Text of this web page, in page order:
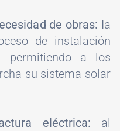
de obras: l a
de instalación
permitiendo a los
su sistema solar
eléctrica: al